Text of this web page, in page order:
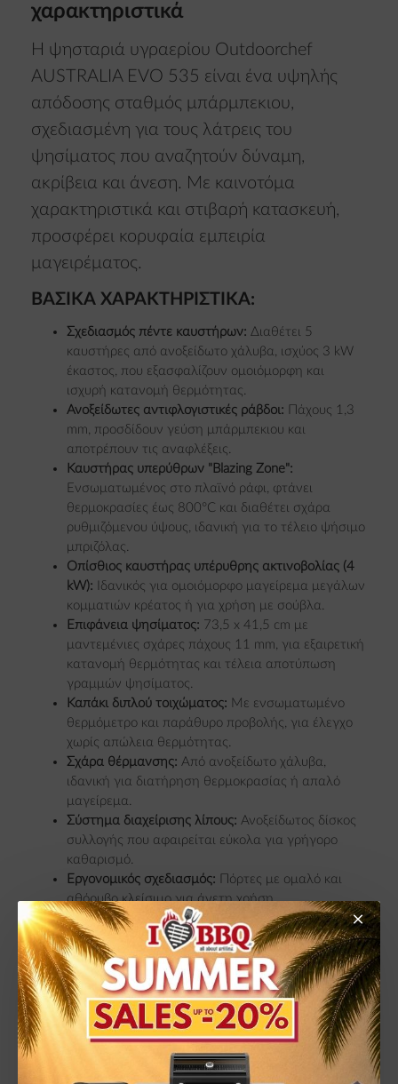
χαρακτηριστικά
Η ψησταριά υγραερίου Outdoorchef
AUSTRALIA EVO 535 είναι ένα υψηλής
απόδοσης σταθμός μπάρμπεκιου,
σχεδιασμένη για τους λάτρεις του
ψησίματος που αναζητούν δύναμη,
ακρίβεια και άνεση. Με καινοτόμα
χαρακτηριστικά και στιβαρή κατασκευή,
προσφέρει κορυφαία εμπειρία
μαγειρέματος.
ΒΑΣΙΚΆ ΧΑΡΑΚΤΗΡΙΣΤΙΚΆ:
Σχεδιασμός πέντε καυστήρων: Διαθέτει 5
καυστήρες από ανοξείδωτο χάλυβα, ισχύος 3 kW
έκαστος, που εξασφαλίζουν ομοιόμορφη και
ισχυρή κατανομή θερμότητας.
Ανοξείδωτες αντιφλογιστικές ράβδοι: Πάχους 1,3
mm, προσδίδουν γεύση μπάρμπεκιου και
αποτρέπουν τις αναφλέξεις.
Καυστήρας υπερύθρων "Blazing Zone":
Ενσωματωμένος στο πλαϊνό ράφι, φτάνει
θερμοκρασίες έως 800°C και διαθέτει σχάρα
ρυθμιζόμενου ύψους, ιδανική για το τέλειο ψήσιμο
μπριζόλας.
Οπίσθιος καυστήρας υπέρυθρης ακτινοβολίας (4
kW): Ιδανικός για ομοιόμορφο μαγείρεμα μεγάλων
κομματιών κρέατος ή για χρήση με σούβλα.
Επιφάνεια ψησίματος: 73,5 x 41,5 cm με
μαντεμένιες σχάρες πάχους 11 mm, για εξαιρετική
κατανομή θερμότητας και τέλεια αποτύπωση
γραμμών ψησίματος.
Καπάκι διπλού τοιχώματος: Με ενσωματωμένο
θερμόμετρο και παράθυρο προβολής, για έλεγχο
χωρίς απώλεια θερμότητας.
Σχάρα θέρμανσης: Από ανοξείδωτο χάλυβα,
ιδανική για διατήρηση θερμοκρασίας ή απαλό
μαγείρεμα.
Σύστημα διαχείρισης λίπους: Ανοξείδωτος δίσκος
συλλογής που αφαιρείται εύκολα για γρήγορο
καθαρισμό.
Εργονομικός σχεδιασμός: Πόρτες με ομαλό και
αθόρυβο κλείσιμο για άνετη χρήση.
ΙΔΑΝΙΚΌΣ ΓΙΑ ΚΆΘΕ ΤΎΠΟ
ΨΗΣΊΜΑΤΟΣ
Με τη δυνατότητα για άμεσο και έμμεσο
ψήσιμο, ο Australia EVO 535 προσφέρει
ευελιξία και έλεγχο θερμοκρασίας για κάθε
είδος γεύματος. Το ισχυρό σύστημα